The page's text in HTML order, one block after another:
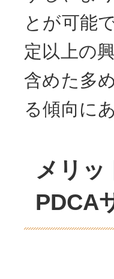
とが可能
定以上の
含めた多
る傾向に
メリ
PDCA